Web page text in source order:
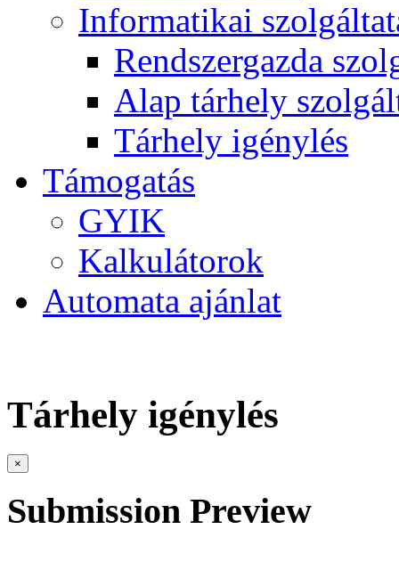
Informatikai
Rendszergazda
Alap tárhely
Tárhely igénylés
Támogatás
GYIK
Kalkulátorok
Automata ajánlat
Tárhely igénylés
×
Submission Preview